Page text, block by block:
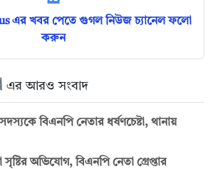
এর খবর পেতে গুগল নিউজ চ্যানেল ফলো
করুন
এর আরও সংবাদ
বিএনপি নেতার ধর্ষণচেষ্টা, থানায়
অভিযোগ, বিএনপি নেতা গ্রেপ্তার